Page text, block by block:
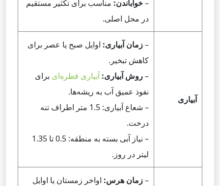
–خواباندن: مناسب برای تکثیر مستقیم
در محل اصلی.
آبیاری
–زمان آبیاری: اوایل صبح یا عصر برای
کاهش تبخیر.
–روش آبیاری: آبیاری قطره‌ای برای
نفوذ عمیق آب به ریشه‌ها.
– شعاع آبیاری: 1.5 متر اطراف تنه
درخت.
– نیاز آبی بسته به منطقه: 0.5 تا 1.35
لیتر در روز.
–زمان هرس: اواخر زمستان یا اوایل